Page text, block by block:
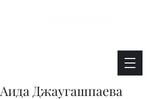
Аида Джаугашпаева